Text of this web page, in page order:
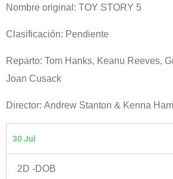
Nombre original: TOY STORY 5
Clasificación: Pendiente
Reparto: Tom Hanks, Keanu Reeves,
Joan Cusack
Director: Andrew Stanton & Kenna
30 Jul
2D -DOB